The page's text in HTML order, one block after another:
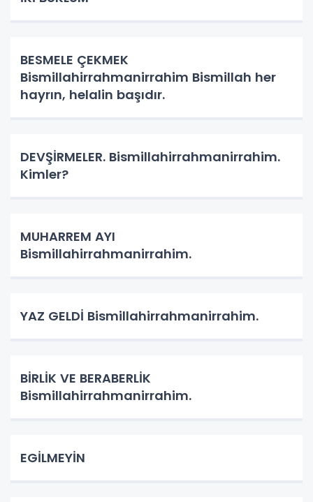
BESMELE ÇEKMEK
Bismillahirrahmanirrahim Bismillah her
hayrın, helalin başıdır.
DEVŞİRMELER. Bismillahirrahmanirrahim.
Kimler?
MUHARREM AYI
Bismillahirrahmanirrahim.
YAZ GELDİ Bismillahirrahmanirrahim.
BİRLİK VE BERABERLİK
Bismillahirrahmanirrahim.
EGİLMEYİN